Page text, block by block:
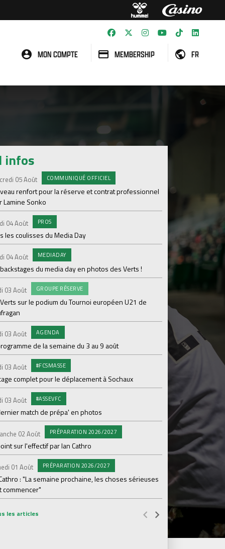
MON COMPTE MEMBERSHIP FR
infos
05 Août COMMUNIQUÉ OFFICIEL
renfort pour la réserve et contrat professionnel
Lamine Sonko
04 Août PROS
les coulisses du Media Day
04 Août MEDIADAY
du media day en photos des Verts !
03 Août GROUPE RÉSERVE
sur le podium du Tournoi européen U21 de
03 Août AGENDA
de la semaine du 3 au 9 août
03 Août #FCSMASSE
complet pour le déplacement à Sochaux
03 Août #ASSEVFC
match de prépa' en photos
02 Août PRÉPARATION 2026/2027
sur l'effectif par Ian Cathro
01 Août PRÉPARATION 2026/2027
: "La semaine prochaine, les choses sérieuses
commencer"
Une victoire
ASSE - Venise en
Samedi 01 Août
20 600 abonnés :
ASSE- Venise
Vendredi 31 Juil.
L'ASSE et hummel
maillot extérieur
Jeudi 30 Juil.
Kapriol renouvelle
Jour 6 en stage
Mercredi 29 Juil.
Le match face à
Mercredi 29 Juil.
Ian Cathro : "Les
les articles